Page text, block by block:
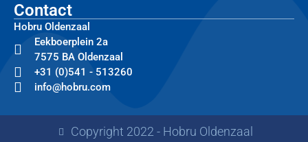
Contact
Hobru Oldenzaal
Eekboerplein 2a
7575 BA Oldenzaal
+31 (0)541 - 513260
info@hobru.com
Copyright 2022 - Hobru Oldenzaal